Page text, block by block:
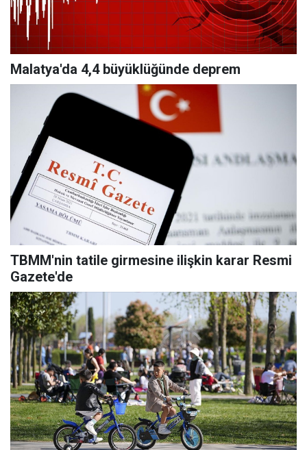
Malatya'da 4,4 büyüklüğünde deprem
TBMM'nin tatile girmesine ilişkin karar Resmi
Gazete'de